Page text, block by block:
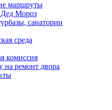
маршруты
Дед Мороз
санатории
среда
комиссия
на ремонт двора